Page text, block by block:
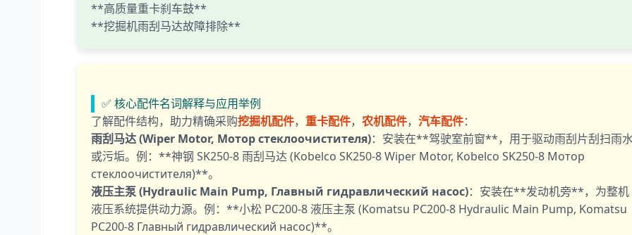
**高质量重卡刹车鼓**
**挖掘机雨刮马达故障排除**
✅ 核心配件名词解释与应用举例
了解配件结构，助力精确采购挖掘机配件， 重卡配件， 农机配件， 汽车配件：
雨刮马达 (Wiper Motor, Мотор стеклоочистителя)：安装在**驾驶室前窗**，用于驱动雨刮片刮扫雨
或污垢。例：**神钢 SK250-8 雨刮马达 (Kobelco SK250-8 Wiper Motor, Kobelco SK250-8 Мотор
стеклоочистителя)**。
液压主泵 (Hydraulic Main Pump, Главный гидравлический насос)：安装在**发动机旁**，为整机
液压系统提供动力源。例：**小松 PC200-8 液压主泵 (Komatsu PC200-8 Hydraulic Main Pump, Komatsu
PC200-8 Главный гидравлический насос)**。